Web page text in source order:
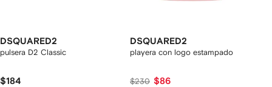
DSQUARED2
pulsera D2 Classic
$184
DSQUARED2
playera con logo estampado
$230 $86